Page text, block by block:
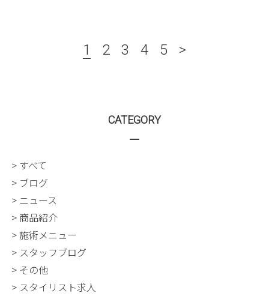
1 2 3 4 5 >
CATEGORY
> すべて
> ブログ
> ニュース
> 商品紹介
> 施術メニュー
> スタッフブログ
> その他
> スタイリスト求人